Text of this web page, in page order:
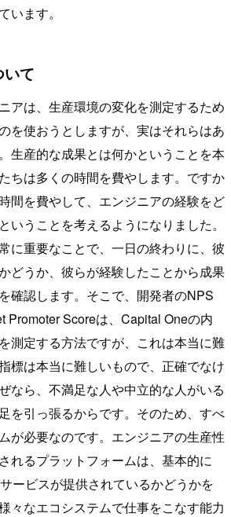
います。
て
アは、生産環境の変化を測定するため
を使おうとしますが、実はそれらはあ
生産的な成果とは何かということを本
ちは多くの時間を費やします。ですか
間を費やして、エンジニアの経験をど
いうことを考えるようになりました。
に重要なことで、一日の終わりに、彼
どうか、彼らが経験したことから成果
確認します。そこで、開発者のNPS
Promoter Scoreは、Capital Oneの内
測定する方法ですが、これは本当に難
標は本当に難しいもので、正確でなけ
なら、不満足な人や中立的な人がいる
を引っ張るからです。そのため、すべ
が必要なのです。エンジニアの生産性
れるプラットフォームは、基本的に
ービスが提供されているかどうかを
々なエコシステムで仕事をこなす能力